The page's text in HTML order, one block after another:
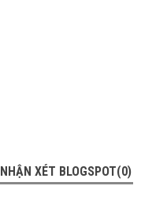
NHẬN XÉT BLOGSPOT(0)